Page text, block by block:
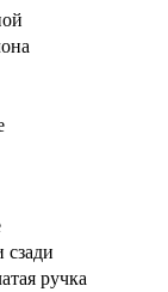
сзади
ручка